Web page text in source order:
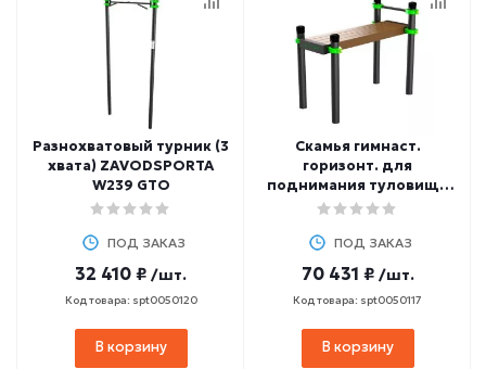
Разнохватовый турник (3
хвата) ZAVODSPORTA
W239 GTO
ПОД ЗАКАЗ
32 410 ₽ /шт.
Код товара: spt0050120
В корзину
Скамья гимнаст.
горизонт. для
поднимания туловища
из положения лежа на
W234 GTO
ПОД ЗАКАЗ
70 431 ₽ /шт.
Код товара: spt0050117
В корзину